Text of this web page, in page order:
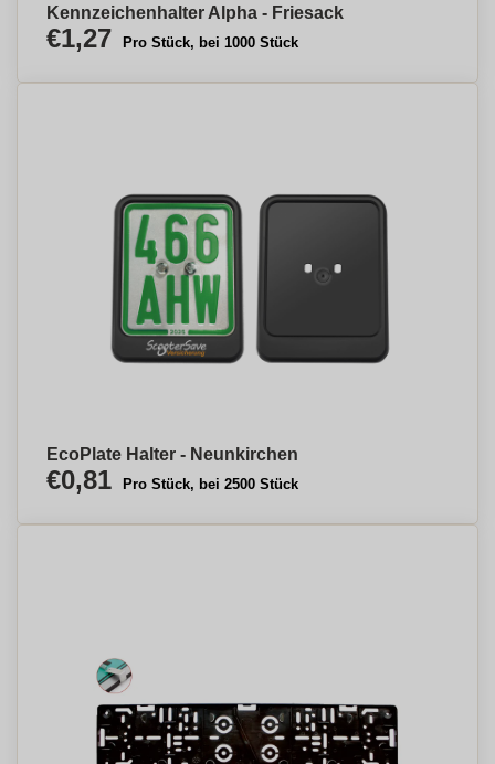
Kennzeichenhalter Alpha - Friesack
€1,27 Pro Stück, bei 1000 Stück
EcoPlate Halter - Neunkirchen
€0,81 Pro Stück, bei 2500 Stück